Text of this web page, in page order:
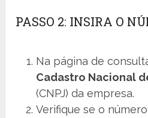
PASSO 2: INSIRA O
Na página de
Cadastro Nacional
(CNPJ) da empresa.
Verifique se o